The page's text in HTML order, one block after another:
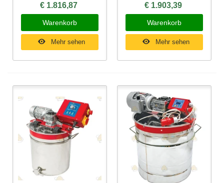
€ 1.816,87
Warenkorb
Mehr sehen
€ 1.903,39
Warenkorb
Mehr sehen